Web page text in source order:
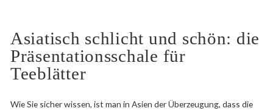
Asiatisch schlicht und schön: die
Präsentationsschale für
Teeblätter
Wie Sie sicher wissen, ist man in Asien der Überzeugung, dass die